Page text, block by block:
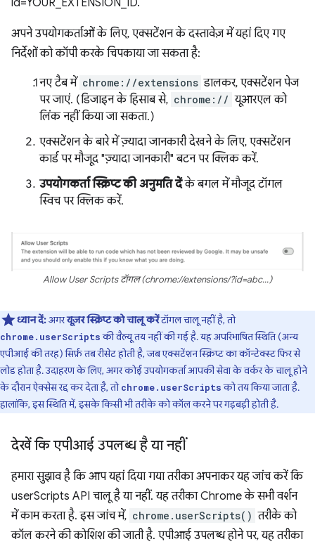
id=YOUR_EXTENSION_ID.
अपने उपयोगकर्ताओं के लिए, एक्सटेंशन के दस्तावेज़ में यहां दिए गए
निर्देशों को कॉपी करके चिपकाया जा सकता है:
नए टैब में chrome://extensions डालकर, एक्सटेंशन पेज
पर जाएं. (डिजाइन के हिसाब से, chrome:// यूआरएल को
लिंक नहीं किया जा सकता.)
एक्सटेंशन के बारे में ज़्यादा जानकारी देखने के लिए, एक्सटेंशन
कार्ड पर मौजूद "ज़्यादा जानकारी" बटन पर क्लिक करें.
उपयोगकर्ता स्क्रिप्ट की अनुमति देंके बगल में मौजूद टॉगल
स्विच पर क्लिक करें.
Allow User Scripts टॉगल (chrome://extensions/?id=abc...)
ध्यान दें:अगरयूज़र स्क्रिप्ट को चालू करेंटॉगल चालू नहीं है, तो
chrome.userScriptsकी वैल्यू तय नहीं की गई है. यह अपरिभाषित स्थिति (अन्य
एपीआई की तरह) सिर्फ़ तब रीसेट होती है, जब एक्सटेंशन स्क्रिप्ट का कॉन्टेक्स्ट फिर से
लोड होता है. उदाहरण के लिए, अगर कोई उपयोगकर्ता आपकी सेवा के वर्कर के चालू होने
के दौरान ऐक्सेस रद्द कर देता है, तोchrome.userScriptsको तय किया जाता है.
हालांकि, इस स्थिति में, इसके किसी भी तरीके को कॉल करने पर गड़बड़ी होती है.
देखें कि एपीआई उपलब्ध है या नहीं
हमारा सुझाव है कि आप यहां दिया गया तरीका अपनाकर यह जांच करें कि
userScripts API चालू है या नहीं. यह तरीका Chrome के सभी वर्शन
में काम करता है. इस जांच में, chrome.userScripts() तरीके को
कॉल करने की कोशिश की जाती है. एपीआई उपलब्ध होने पर, यह तरीका